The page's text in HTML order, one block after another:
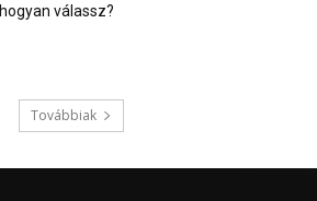
hogyan válassz?
Továbbiak